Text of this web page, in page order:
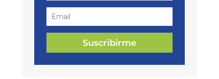
Suscribirme